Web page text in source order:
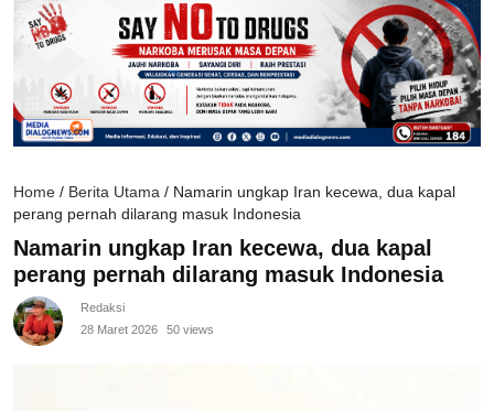
Home / Berita Utama / Namarin ungkap Iran kecewa, dua kapal
perang pernah dilarang masuk Indonesia
Namarin ungkap Iran kecewa, dua kapal
perang pernah dilarang masuk Indonesia
Redaksi
28 Maret 2026
50 views